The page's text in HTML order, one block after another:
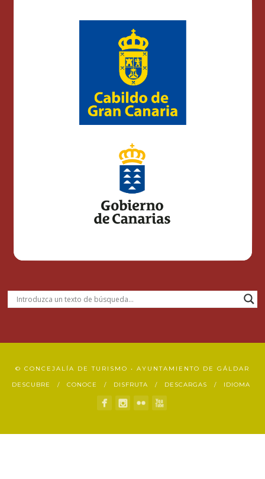
© CONCEJALÍA DE TURISMO • AYUNTAMIENTO DE GÁLDAR
DESCUBRE CONOCE DISFRUTA DESCARGAS IDIOMA